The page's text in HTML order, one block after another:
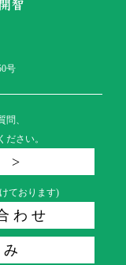
号
、
さい。
>
ております)
わせ